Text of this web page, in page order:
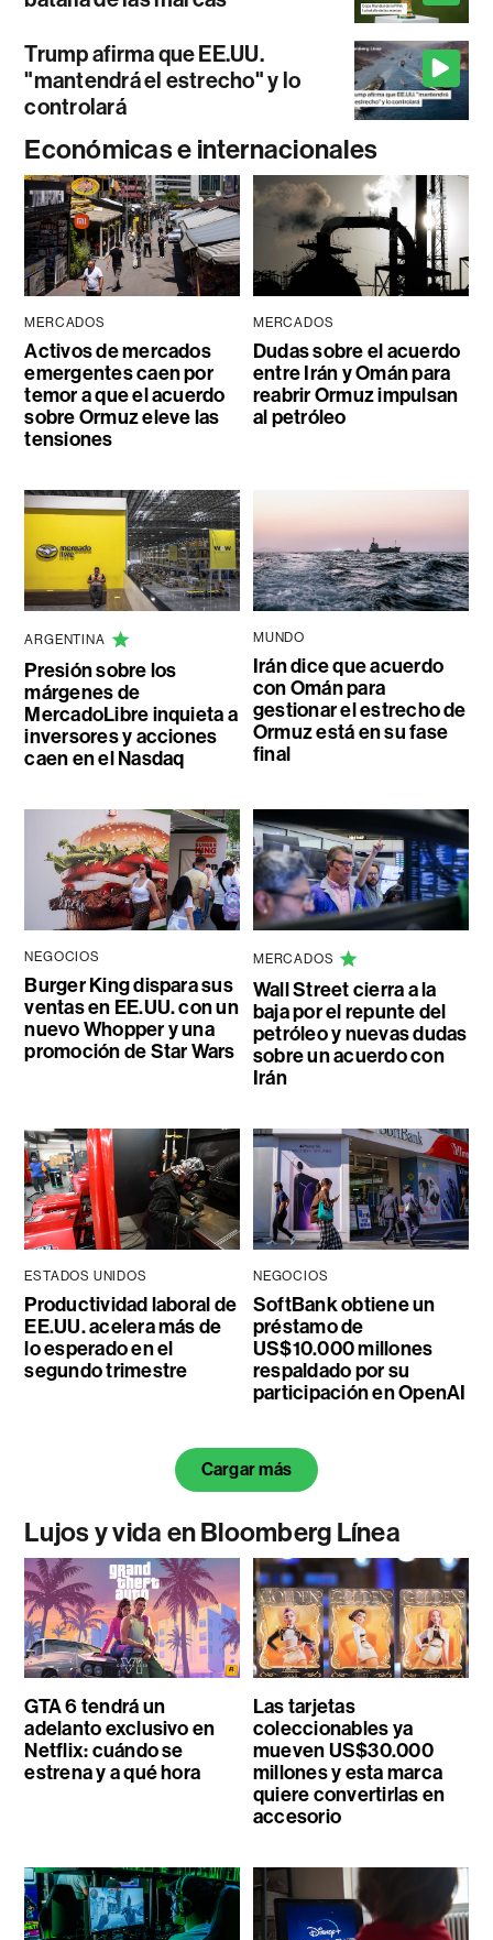
Trump afirma que EE.UU.
"mantendrá el estrecho" y lo
controlará
Económicas e internacionales
MERCADOS
Activos de mercados
emergentes caen por
temor a que el acuerdo
sobre Ormuz eleve las
tensiones
MERCADOS
Dudas sobre el acuerdo
entre Irán y Omán para
reabrir Ormuz impulsan
al petróleo
ARGENTINA
Presión sobre los
márgenes de
MercadoLibre inquieta a
inversores y acciones
caen en el Nasdaq
MUNDO
Irán dice que acuerdo
con Omán para
gestionar el estrecho de
Ormuz está en su fase
final
NEGOCIOS
Burger King dispara sus
ventas en EE.UU. con un
nuevo Whopper y una
promoción de Star Wars
MERCADOS
Wall Street cierra a la
baja por el repunte del
petróleo y nuevas dudas
sobre un acuerdo con
Irán
ESTADOS UNIDOS
Productividad laboral de
EE.UU. acelera más de
lo esperado en el
segundo trimestre
NEGOCIOS
SoftBank obtiene un
préstamo de
US$10.000 millones
respaldado por su
participación en OpenAI
Cargar más
Lujos y vida en Bloomberg Línea
GTA 6 tendrá un
adelanto exclusivo en
Netflix: cuándo se
estrena y a qué hora
Las tarjetas
coleccionables ya
mueven US$30.000
millones y esta marca
quiere convertirlas en
accesorio